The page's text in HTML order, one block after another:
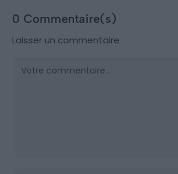
0 Commentaire(s)
Laisser un commentaire